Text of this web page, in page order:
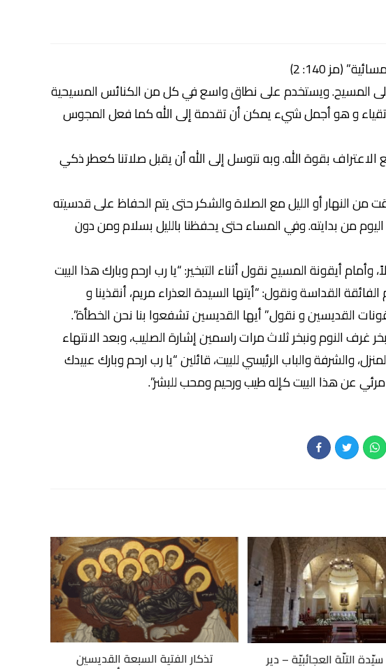
(مز 140: 2)
إلى المسيح. ويستخدم على نطاق واسع في كل من الكنائس المسيحية
و هو أجمل شيء يمكن أن تقدمة إلى الله كما فعل المجوس
الاعتراف بقوة الله. وبه نتوسل إلى الله أن يقبل صلاتنا كعطر ذكي
من النهار أو الليل مع الصلاة والشكر حتى يتم الحفاظ على قدسيته
من بدايته. وفي المساء حتى يحفظنا بالليل بسلام ومن دون
وأمام أيقونة المسيح نقول أثناء التبخير: “يا رب ارحم وبارك هذا البيت
القداسة ونقول: “أيتها السيدة العذراء مريم، أنقذينا و
القديسين و نقول.” أيها القديسين تشفعوا بنا نحن الخطأة”.
غرف النوم ونبخر ثلاث مرات راسمين إشارة الصليب، وبعد الانتهاء
والشرفة والباب الرئيسي للبيت، قائلين “يا رب ارحم وبارك عبيدك
عن هذا البيت كإله طيب ورحيم ومحب للبشر”.
تذكار الفتية السبعة القديسين التلّة العجائبيّة – دير